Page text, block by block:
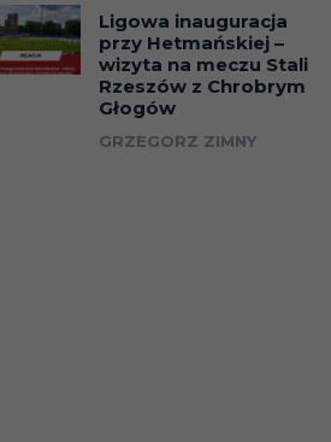
Ligowa inauguracja
przy Hetmańskiej –
wizyta na meczu Stali
Rzeszów z Chrobrym
Głogów
GRZEGORZ ZIMNY